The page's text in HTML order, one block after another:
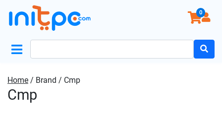
0
Home / Brand / Cmp
Cmp